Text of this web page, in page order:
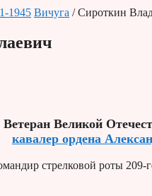
1945 Вичуга / Сироткин
Ветеран Великой
кавалер ордена
стрелковой роты 209-